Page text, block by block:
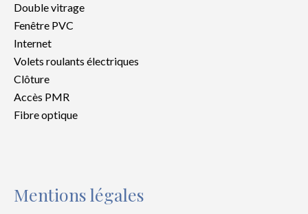
Double vitrage
Fenêtre PVC
Internet
Volets roulants électriques
Clôture
Accès PMR
Fibre optique
Mentions légales